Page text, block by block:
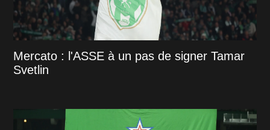
Mercato : l'ASSE à un pas de signer Tamar
Svetlin